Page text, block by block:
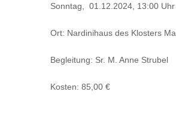
Sonntag, 01.12.2024, 13:00 Uhr
Ort: Nardinihaus des Klosters
Begleitung: Sr. M. Anne Strubel
Kosten: 85,00 €